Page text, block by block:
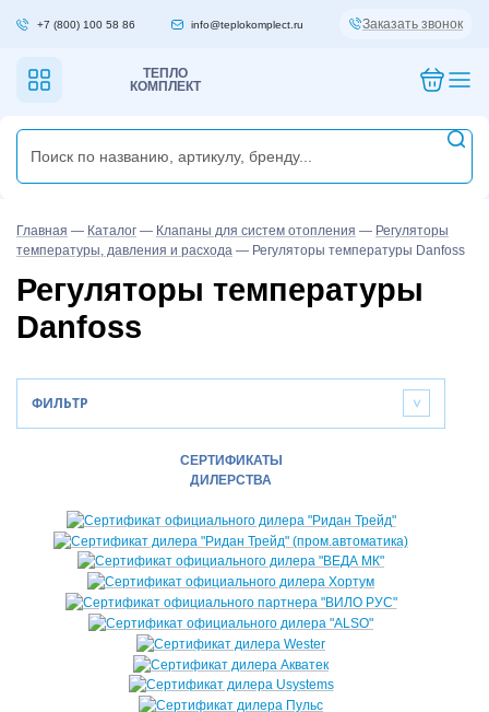
+7 (800) 100 58 86 info@teplokomplect.ru Заказать звонок
ТЕПЛО
КОМПЛЕКТ
Главная — Каталог — Клапаны для систем отопления — Регуляторы
температуры, давления и расхода — Регуляторы температуры Danfoss
Регуляторы температуры
Danfoss
ФИЛЬТР >
СЕРТИФИКАТЫ
ДИЛЕРСТВА